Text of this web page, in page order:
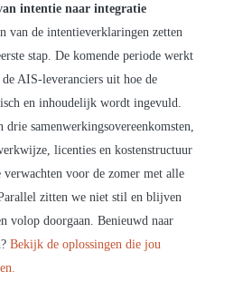
intentie naar integratie
van de intentieverklaringen zetten
stap. De komende periode werkt
AIS‑leveranciers uit hoe de
en inhoudelijk wordt ingevuld.
samenwerkingsovereenkomsten,
licenties en kostenstructuur
verwachten voor de zomer met alle
zitten we niet stil en blijven
volop doorgaan. Benieuwd naar
Bekijk de oplossingen die jou